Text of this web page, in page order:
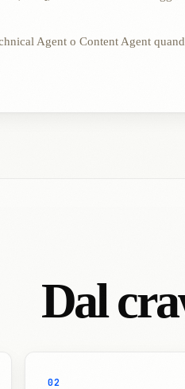
Agent o Content Agent
Dal
02